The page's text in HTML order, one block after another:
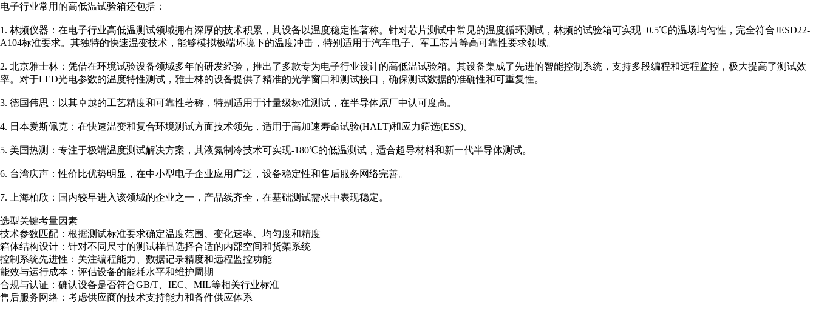
电子行业常用的高低温试验箱还包括：
1. 林频仪器：在电子行业高低温测试领域拥有深厚的技术积累，其设备以温度稳定性著称。针对芯片测试中常见的温度循环测试，林频的试验箱可实现±0.5℃的温场均匀性，完全符合JESD22-
A104标准要求。其独特的快速温变技术，能够模拟极端环境下的温度冲击，特别适用于汽车电子、军工芯片等高可靠性要求领域。
2. 北京雅士林：凭借在环境试验设备领域多年的研发经验，推出了多款专为电子行业设计的高低温试验箱。其设备集成了先进的智能控制系统，支持多段编程和远程监控，极大提高了测试效
率。对于LED光电参数的温度特性测试，雅士林的设备提供了精准的光学窗口和测试接口，确保测试数据的准确性和可重复性。
3. 德国伟思：以其卓越的工艺精度和可靠性著称，特别适用于计量级标准测试，在半导体原厂中认可度高。
4. 日本爱斯佩克：在快速温变和复合环境测试方面技术领先，适用于高加速寿命试验(HALT)和应力筛选(ESS)。
5. 美国热测：专注于极端温度测试解决方案，其液氮制冷技术可实现-180℃的低温测试，适合超导材料和新一代半导体测试。
6. 台湾庆声：性价比优势明显，在中小型电子企业应用广泛，设备稳定性和售后服务网络完善。
7. 上海柏欣：国内较早进入该领域的企业之一，产品线齐全，在基础测试需求中表现稳定。
选型关键考量因素
技术参数匹配：根据测试标准要求确定温度范围、变化速率、均匀度和精度
箱体结构设计：针对不同尺寸的测试样品选择合适的内部空间和货架系统
控制系统先进性：关注编程能力、数据记录精度和远程监控功能
能效与运行成本：评估设备的能耗水平和维护周期
合规与认证：确认设备是否符合GB/T、IEC、MIL等相关行业标准
售后服务网络：考虑供应商的技术支持能力和备件供应体系